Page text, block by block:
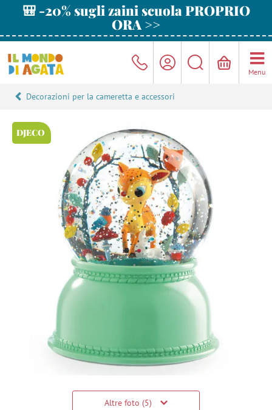
🎒 -20% sugli zaini scuola PROPRIO
ORA >>
Menu
Decorazioni per la cameretta e accessori
DJECO
Altre foto (5)